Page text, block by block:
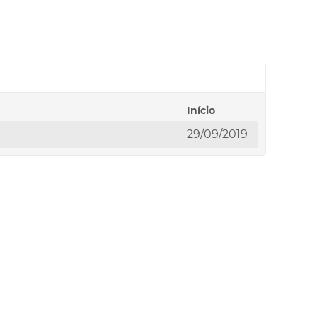
Início
29/09/2019